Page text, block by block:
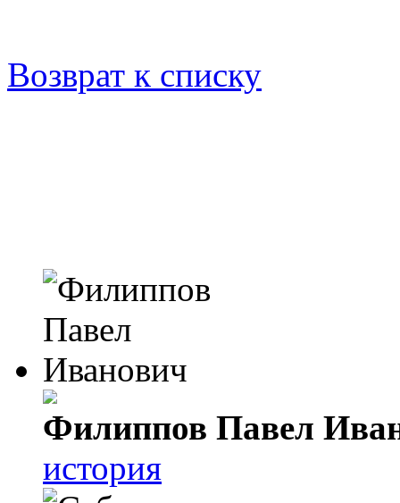
Возврат к списку
Филиппов Павел
история